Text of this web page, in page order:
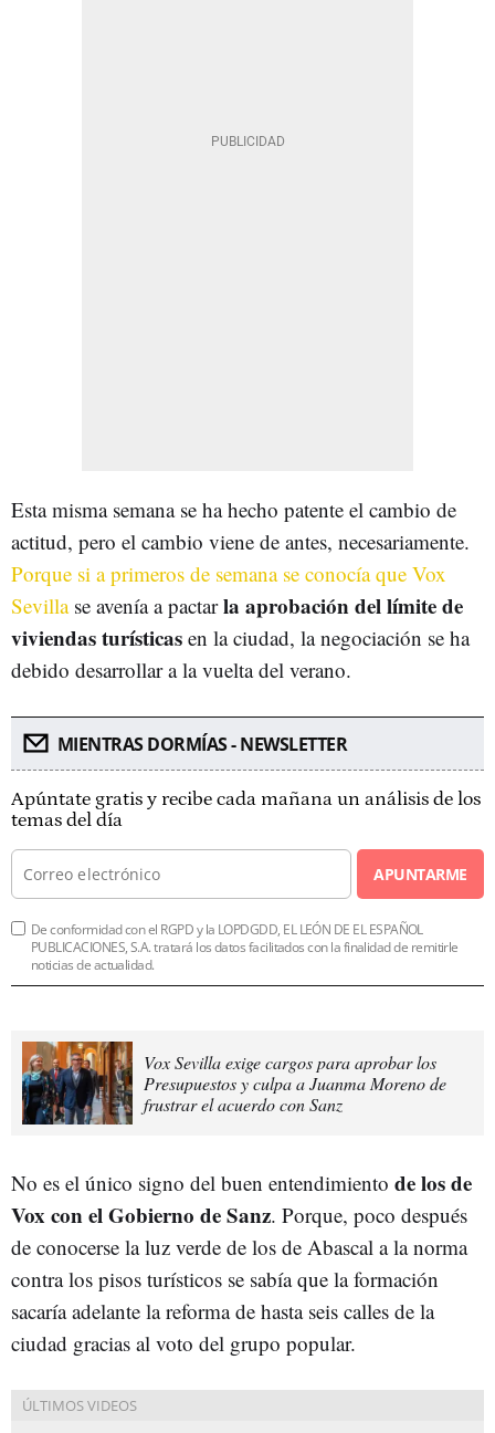
Esta misma semana se ha hecho patente el cambio de
actitud, pero el cambio viene de antes, necesariamente.
Porque si a primeros de semana se conocía que Vox
Sevillase avenía a pactarla aprobación del límite de
viviendas turísticas en la ciudad, la negociación se ha
debido desarrollar a la vuelta del verano.
MIENTRAS DORMÍAS - NEWSLETTER
Apúntate gratis y recibe cada mañana un análisis de los
temas del día
APUNTARME
De conformidad con el RGPD y la LOPDGDD, EL LEÓN DE EL ESPAÑOL
PUBLICACIONES, S.A. tratará los datos facilitados con la finalidad de remitirle
noticias de actualidad.
Vox Sevilla exige cargos para aprobar los
Presupuestos y culpa a Juanma Moreno de
frustrar el acuerdo con Sanz
No es el único signo del buen entendimiento de los de
Vox con el Gobierno de Sanz. Porque, poco después
de conocerse la luz verde de los de Abascal a la norma
contra los pisos turísticos se sabía que la formación
sacaría adelante la reforma de hasta seis calles de la
ciudad gracias al voto del grupo popular.